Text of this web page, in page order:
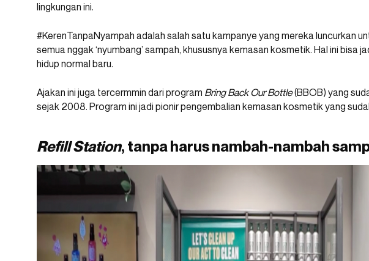
lingkungan ini.
#KerenTanpaNyampah adalah salah satu kampanye yang mereka luncurkan
semua nggak ‘nyumbang’ sampah, khususnya kemasan kosmetik. Hal ini bisa
hidup normal baru.
Ajakan ini juga tercermmin dari program Bring Back Our Bottle(BBOB) yang
sejak 2008. Program ini jadi pionir pengembalian kemasan kosmetik yang
Refill Station, tanpa harus nambah-nambah